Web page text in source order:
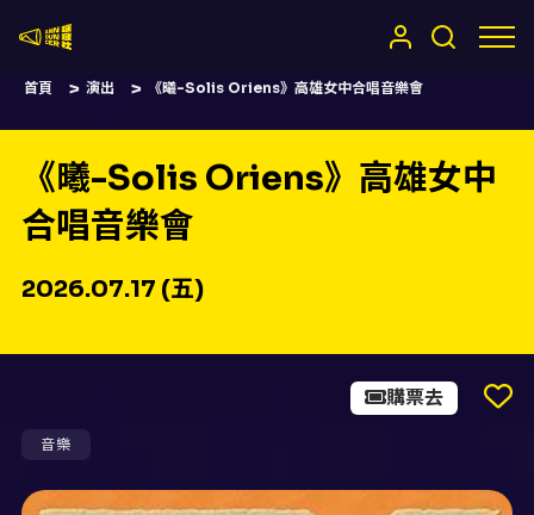
首頁 演出 《曦-Solis Oriens》高雄女中合唱音樂會
《曦-Solis Oriens》高雄女中
合唱音樂會
2026.07.17 (五)
音樂
購票去